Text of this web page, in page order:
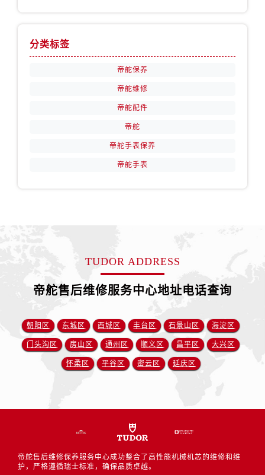
分类标签
帝舵保养
帝舵维修
帝舵配件
帝舵
帝舵手表保养
帝舵手表
TUDOR ADDRESS
帝舵售后维修服务中心地址电话查询
朝阳区 东城区 西城区 丰台区 石景山区 海淀区
门头沟区 房山区 通州区 顺义区 昌平区 大兴区
怀柔区 平谷区 密云区 延庆区
帝舵售后维修保养服务中心成功整合了高性能机械机芯的维修和维
护，严格遵循瑞士标准，确保品质卓越。